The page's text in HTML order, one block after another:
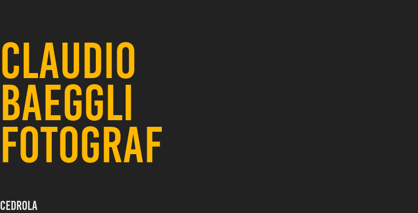
CLAUDIO
BAEGGLI
FOTOGRAF
Cedrola